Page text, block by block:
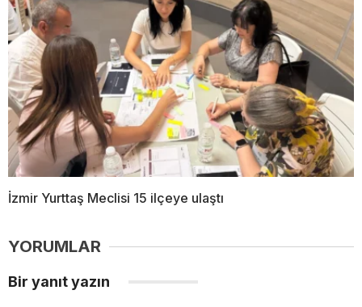
İzmir Yurttaş Meclisi 15 ilçeye ulaştı
YORUMLAR
Bir yanıt yazın